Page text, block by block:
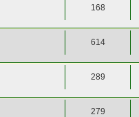
168
614
289
279